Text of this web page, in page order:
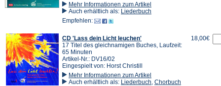
Mehr Informationen zum Artikel
Auch erhältlich als: Liederbuch
Empfehlen:
CD 'Lass dein Licht leuchen'
17 Titel des gleichnamigen Buches, Laufzeit:
65 Minuten
Artikel-Nr.: DV16/02
Eingespielt von: Horst Christill
Mehr Informationen zum Artikel
Auch erhältlich als: Liederbuch Chorbuch
18,00€